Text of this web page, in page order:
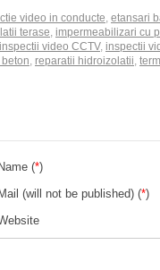
video in conducte, etansari
terase, impermeabilizari cu
inspectii video CCTV, inspectii
, reparatii hidroizolatii,
Name (*)
Mail (will not be published) (*)